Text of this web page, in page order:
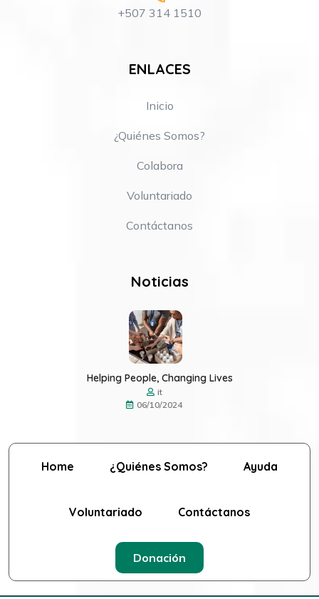
+507 314 1510
ENLACES
Inicio
¿Quiénes Somos?
Colabora
Voluntariado
Contáctanos
Noticias
Helping People, Changing Lives
it
06/10/2024
Home ¿Quiénes Somos? Ayuda
Voluntariado Contáctanos
Donación